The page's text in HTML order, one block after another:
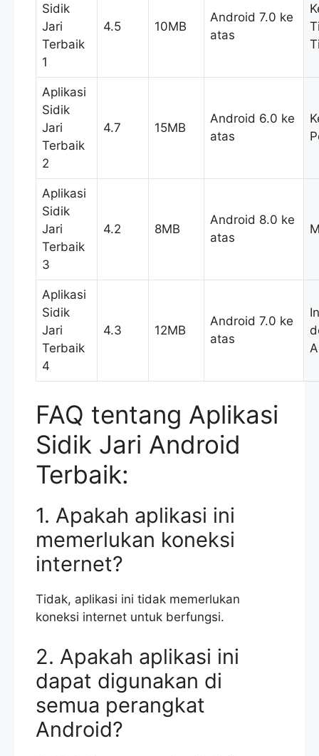
Sidik
Jari
Terbaik
1
4.5 10MB
Android 7.0 ke
atas
Aplikasi
Sidik
Jari
Terbaik
2
4.7 15MB
Android 6.0 ke
atas
Aplikasi
Sidik
Jari
Terbaik
3
4.2 8MB
Android 8.0 ke
atas
Aplikasi
Sidik
Jari
Terbaik
4
4.3 12MB
Android 7.0 ke
atas
FAQ tentang Aplikasi
Sidik Jari Android
Terbaik:
1. Apakah aplikasi ini
memerlukan koneksi
internet?
Tidak, aplikasi ini tidak memerlukan
koneksi internet untuk berfungsi.
2. Apakah aplikasi ini
dapat digunakan di
semua perangkat
Android?